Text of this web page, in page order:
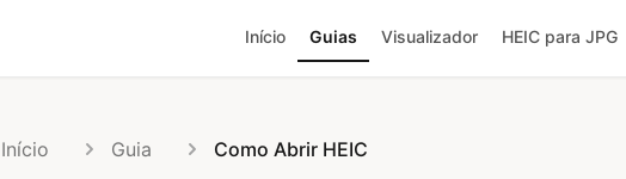
Início Guias Visualizador HEIC para JPG
Início Guia Como Abrir HEIC